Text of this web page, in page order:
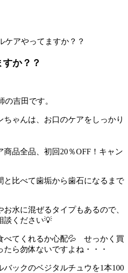
ケアやってますか？？
か？？
吉田です。
ちゃんは、お口のケアをしっかり
品全品、初回20％OFF！キャン
と比べて歯垢から歯石になるまで
水に混ぜるタイプもあるので、
談ください💡
べてくれるか心配💦 せっかく買
ら勿体ないですよね・・・
ックのベジタルチュウを1本100